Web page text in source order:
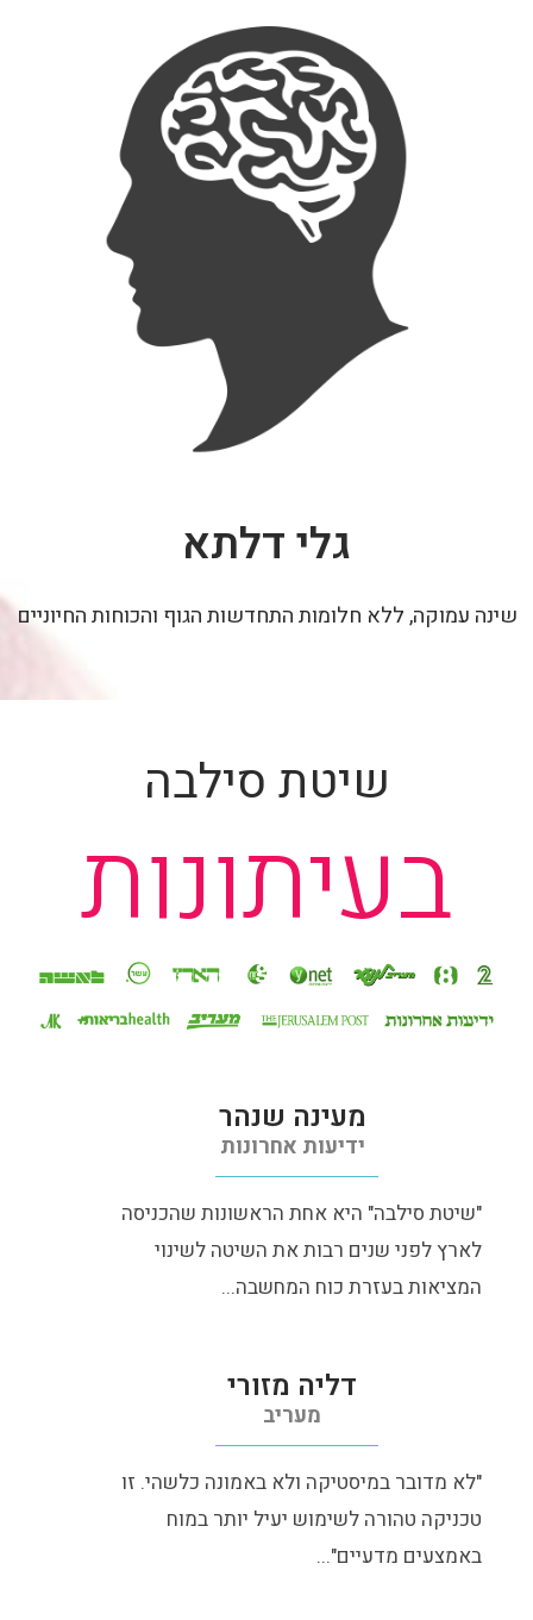
גלי דלתא
שינה עמוקה, ללא חלומות התחדשות הגוף והכוחות החיוניים
שיטת סילבה
בעיתונות
מעינה שנהר
ידיעות אחרונות
"שיטת סילבה" היא אחת הראשונות שהכניסה
לארץ לפני שנים רבות את השיטה לשינוי
המציאות בעזרת כוח המחשבה...
דליה מזורי
מעריב
"לא מדובר במיסטיקה ולא באמונה כלשהי. זו
טכניקה טהורה לשימוש יעיל יותר במוח
באמצעים מדעיים"...